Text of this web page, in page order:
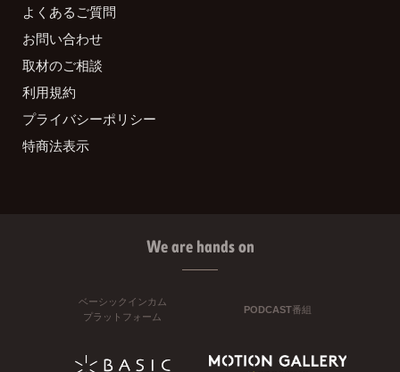
よくあるご質問
お問い合わせ
取材のご相談
利用規約
プライバシーポリシー
特商法表示
We are hands on
ベーシックインカム
プラットフォーム
PODCAST番組